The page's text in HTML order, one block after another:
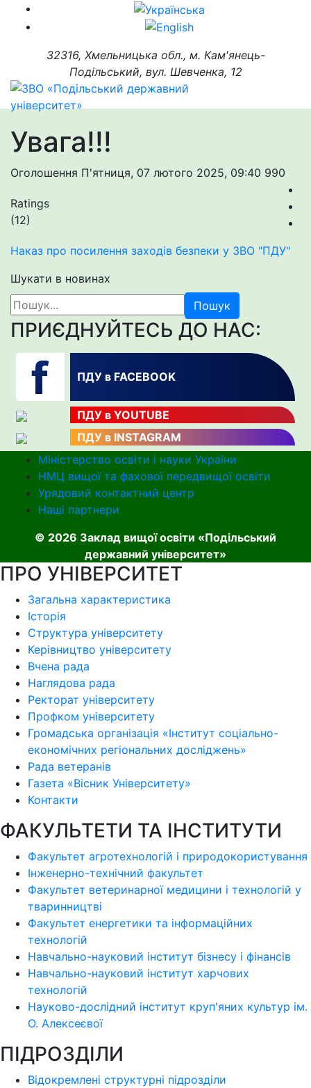
32316, Хмельницька обл., м. Кам'янець-
Подільський, вул. Шевченка, 12
Увага!!!
Оголошення П'ятниця, 07 лютого 2025, 09:40 990
Ratings
(12)
Наказ про посилення заходів безпеки у ЗВО "ПДУ"
Шукати в новинах
Пошук
ПРИЄДНУЙТЕСЬ ДО НАС:
ПДУ в FACEBOOK
ПДУ в YOUTUBE
ПДУ в INSTAGRAM
Міністерство освіти і науки України
НМЦ вищої та фахової передвищої освіти
Урядовий контактний центр
Наші партнери
© 2026 Заклад вищої освіти «Подільський
державний університет»
ПРО УНІВЕРСИТЕТ
Загальна характеристика
Історія
Структура університету
Керівництво університету
Вчена рада
Наглядова рада
Ректорат університету
Профком університету
Громадська організація «Інститут соціально-
економічних регіональних досліджень»
Рада ветеранів
Газета «Вісник Університету»
Контакти
ФАКУЛЬТЕТИ ТА ІНСТИТУТИ
Факультет агротехнологій і природокористування
Інженерно-технічний факультет
Факультет ветеринарної медицини і технологій у
тваринництві
Факультет енергетики та інформаційних
технологій
Навчально-науковий інститут бізнесу і фінансів
Навчально-науковий інститут харчових
технологій
Науково-дослідний інститут круп'яних культур ім.
О. Алексеєвої
ПІДРОЗДІЛИ
Відокремлені структурні підрозділи